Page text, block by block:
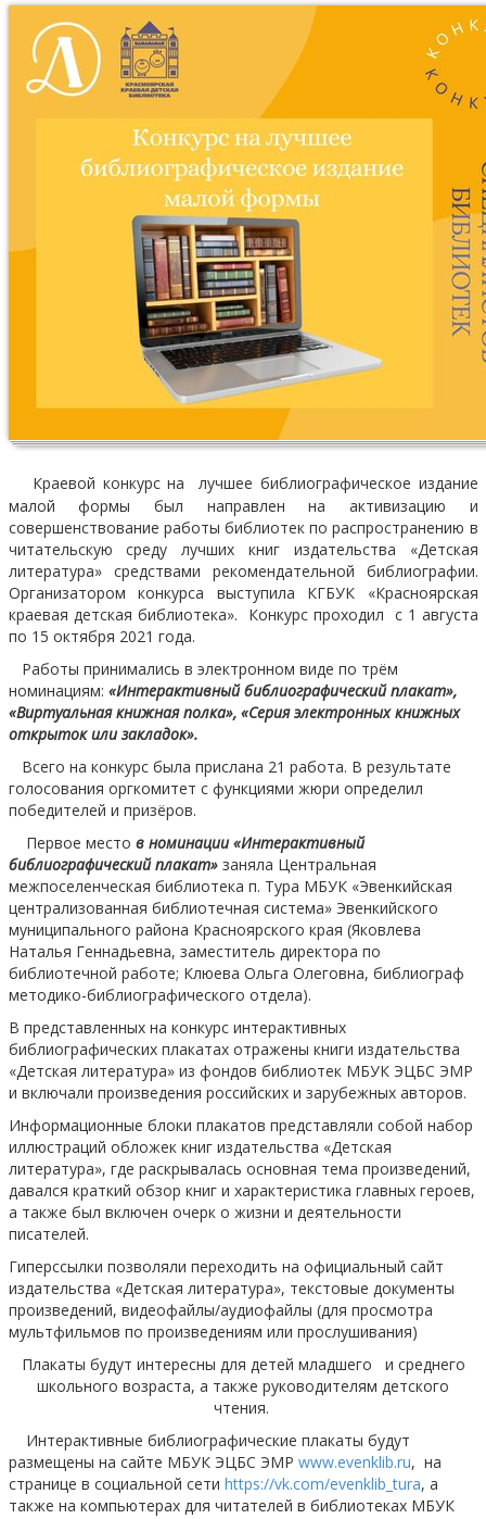
Краевой конкурс на лучшее библиографическое издание
малой формы был направлен на активизацию и
совершенствование работы библиотек по распространению в
читательскую среду лучших книг издательства «Детская
литература» средствами рекомендательной библиографии.
Организатором конкурса выступила КГБУК «Красноярская
краевая детская библиотека». Конкурс проходил с 1 августа
по 15 октября 2021 года.
Работы принимались в электронном виде по трём
номинациям: «Интерактивный библиографический плакат»,
«Виртуальная книжная полка», «Серия электронных книжных
открыток или закладок».
Всего на конкурс была прислана 21 работа. В результате
голосования оргкомитет с функциями жюри определил
победителей и призёров.
Первое место в номинации «Интерактивный
библиографический плакат»заняла Центральная
межпоселенческая библиотека п. Тура МБУК «Эвенкийская
централизованная библиотечная система» Эвенкийского
муниципального района Красноярского края (Яковлева
Наталья Геннадьевна, заместитель директора по
библиотечной работе; Клюева Ольга Олеговна, библиограф
методико-библиографического отдела).
В представленных на конкурс интерактивных
библиографических плакатах отражены книги издательства
«Детская литература» из фондов библиотек МБУК ЭЦБС ЭМР
и включали произведения российских и зарубежных авторов.
Информационные блоки плакатов представляли собой набор
иллюстраций обложек книг издательства «Детская
литература», где раскрывалась основная тема произведений,
давался краткий обзор книг и характеристика главных героев,
а также был включен очерк о жизни и деятельности
писателей.
Гиперссылки позволяли переходить на официальный сайт
издательства «Детская литература», текстовые документы
произведений, видеофайлы/аудиофайлы (для просмотра
мультфильмов по произведениям или прослушивания)
Плакаты будут интересны для детей младшего и среднего
школьного возраста, а также руководителям детского
чтения.
Интерактивные библиографические плакаты будут
размещены на сайте МБУК ЭЦБС ЭМР www.evenklib.ru, на
странице в социальной сети https://vk.com/evenklib_tura, а
также на компьютерах для читателей в библиотеках МБУК